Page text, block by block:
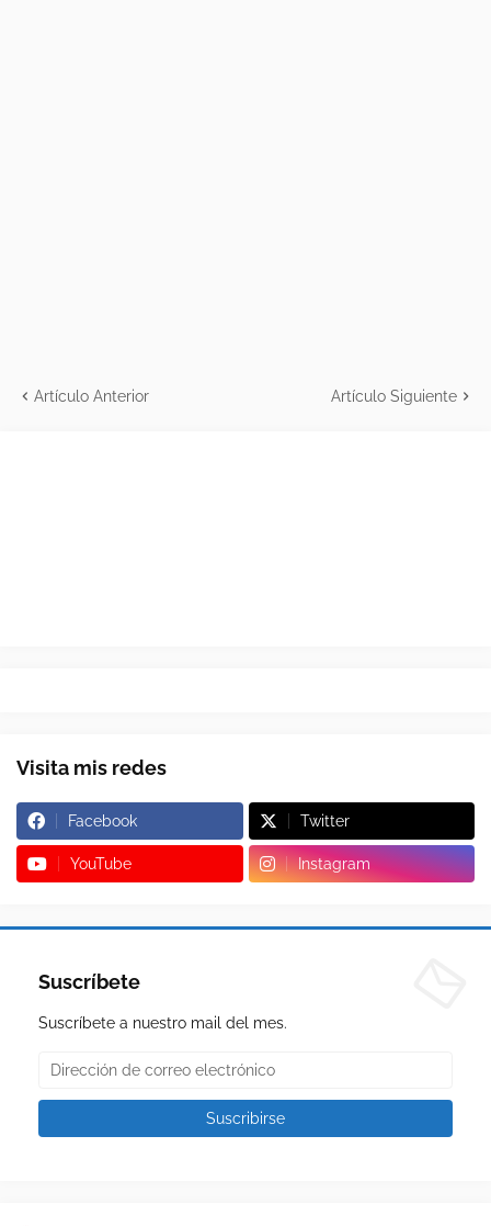
Artículo Anterior Artículo Siguiente
Visita mis redes
Facebook Twitter
YouTube Instagram
Suscríbete
Suscríbete a nuestro mail del mes.